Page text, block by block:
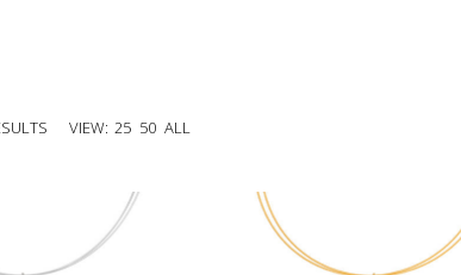
VIEW: 25 50 ALL